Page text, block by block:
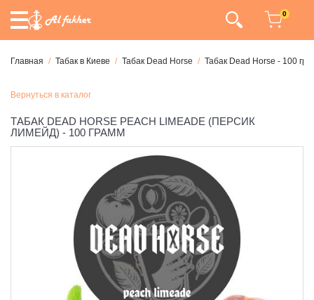
0
Главная Табак в Киеве Табак Dead Horse Табак Dead Horse - 100
Вернуться в каталог
ТАБАК DEAD HORSE PEACH LIMEADE (ПЕРСИК
ЛИМЕЙД) - 100 ГРАММ